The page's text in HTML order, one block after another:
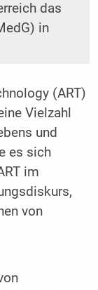
das
in
(ART)
Vielzahl
und
es sich
im
von